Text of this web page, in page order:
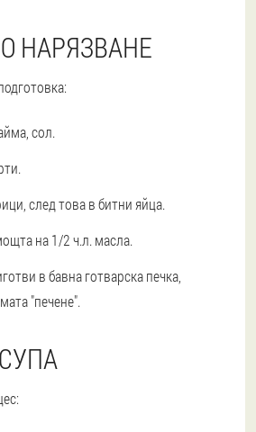
НАРЯЗВАНЕ
сол.
след това в битни яйца.
на 1/2 ч.л. масла.
в бавна готварска печка,
"печене".